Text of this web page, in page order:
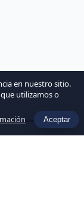
en nuestro sitio.
utilizamos o
Aceptar